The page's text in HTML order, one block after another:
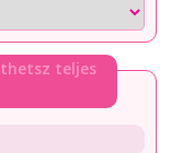
teljes